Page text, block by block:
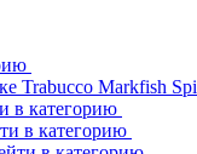
Trabucco Markfish
в категорию
в категорию